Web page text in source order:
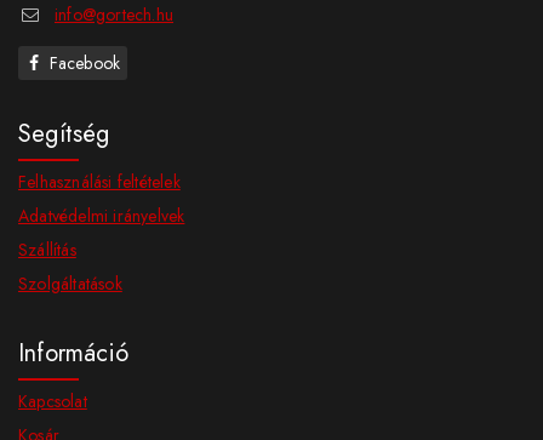
info@gortech.hu
Facebook
Segítség
Felhasználási feltételek
Adatvédelmi irányelvek
Szállítás
Szolgáltatások
Információ
Kapcsolat